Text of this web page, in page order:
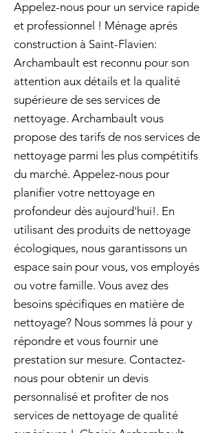
Appelez-nous pour un service rapide
et professionnel ! Ménage aprés
construction à Saint-Flavien:
Archambault est reconnu pour son
attention aux détails et la qualité
supérieure de ses services de
nettoyage. Archambault vous
propose des tarifs de nos services de
nettoyage parmi les plus compétitifs
du marché. Appelez-nous pour
planifier votre nettoyage en
profondeur dès aujourd'hui!. En
utilisant des produits de nettoyage
écologiques, nous garantissons un
espace sain pour vous, vos employés
ou votre famille. Vous avez des
besoins spécifiques en matière de
nettoyage? Nous sommes là pour y
répondre et vous fournir une
prestation sur mesure. Contactez-
nous pour obtenir un devis
personnalisé et profiter de nos
services de nettoyage de qualité